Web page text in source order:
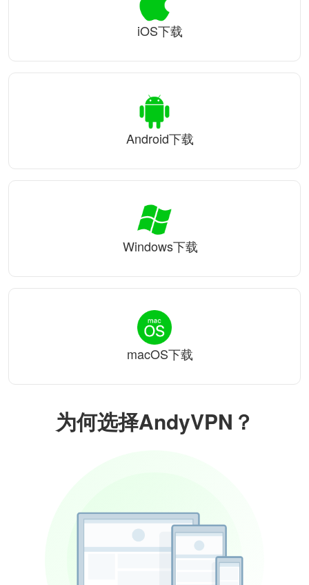
为何选择AndyVPN？
iOS下载
Android下载
Windows下载
macOS下载